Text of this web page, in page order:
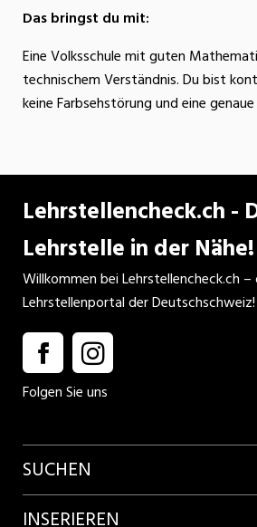
Das bringst du mit:
Eine Volksschule mit guten
technischem Verständnis. Du bist
keine Farbsehstörung und eine
Lehrstellencheck.ch -
Lehrstelle in der Nähe!
Willkommen bei Lehrstellencheck.ch
Lehrstellenportal der Deutschschweiz!
Folgen Sie uns
SUCHEN
Firmenprofile entdecken
INSERIEREN